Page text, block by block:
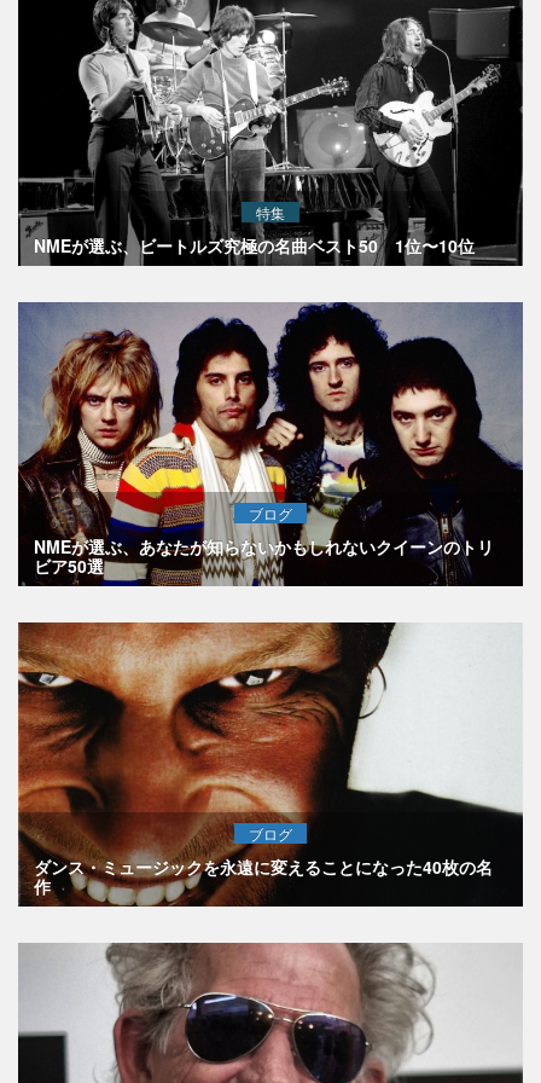
特集
NMEが選ぶ、ビートルズ究極の名曲ベスト50 1位〜10位
ブログ
NMEが選ぶ、あなたが知らないかもしれないクイーンのトリ
ビア50選
ブログ
ダンス・ミュージックを永遠に変えることになった40枚の名
作